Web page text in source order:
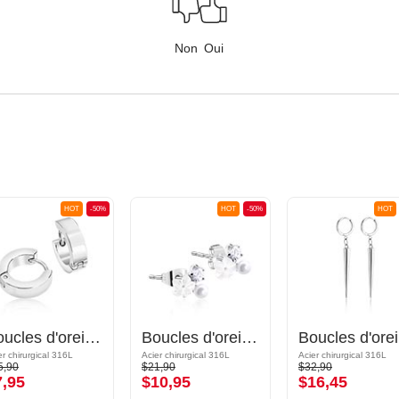
Non Oui
-50%
HOT
Boucles d'oreilles Huggie
chirurgical 316L
-50%
HOT
Boucles d'oreilles
Acier chirurgical 316L
$21,90
$10,95
HOT
Acier chirurgical 316L
$32,90
$16,45